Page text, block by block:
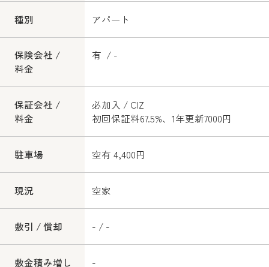
種別 アパート
保険会社 /
料金
有 / -
保証会社 /
料金
必加入 / CIZ
初回保証料67.5%、1年更新7000円
駐車場 空有 4,400円
現況 空家
敷引 / 償却 - / -
敷金積み増し -